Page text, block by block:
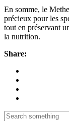
En somme, le
précieux pour les
tout en préservant
la nutrition.
Share: